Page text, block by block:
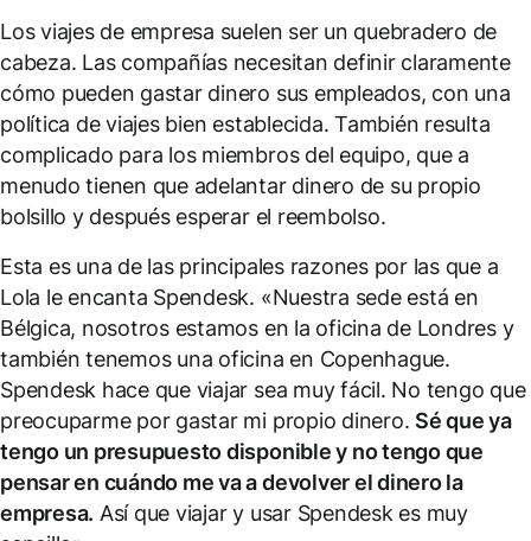
Los viajes de empresa suelen ser un quebradero de
cabeza. Las compañías necesitan definir claramente
cómo pueden gastar dinero sus empleados, con una
política de viajes bien establecida. También resulta
complicado para los miembros del equipo, que a
menudo tienen que adelantar dinero de su propio
bolsillo y después esperar el reembolso.
Esta es una de las principales razones por las que a
Lola le encanta Spendesk. «Nuestra sede está en
Bélgica, nosotros estamos en la oficina de Londres y
también tenemos una oficina en Copenhague.
Spendesk hace que viajar sea muy fácil. No tengo que
preocuparme por gastar mi propio dinero.Sé que ya
tengo un presupuesto disponible y no tengo que
pensar en cuándo me va a devolver el dinero la
empresa. Así que viajar y usar Spendesk es muy